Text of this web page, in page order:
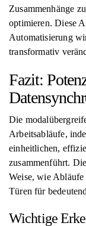
Zusammenhänge
optimieren. Diese
Automatisierung
transformativ
Fazit:
Die
Arbeitsabläufe,
einheitlichen,
zusammenführt.
Weise, wie
Türen für
Wichtige